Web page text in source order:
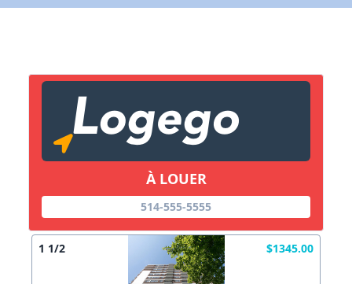
À LOUER
514-555-5555
1 1/2 $1345.00
X Fermer
Lien vers inscription (sera inclus dans courriel)
Copier lien
X Fermer Envoyez